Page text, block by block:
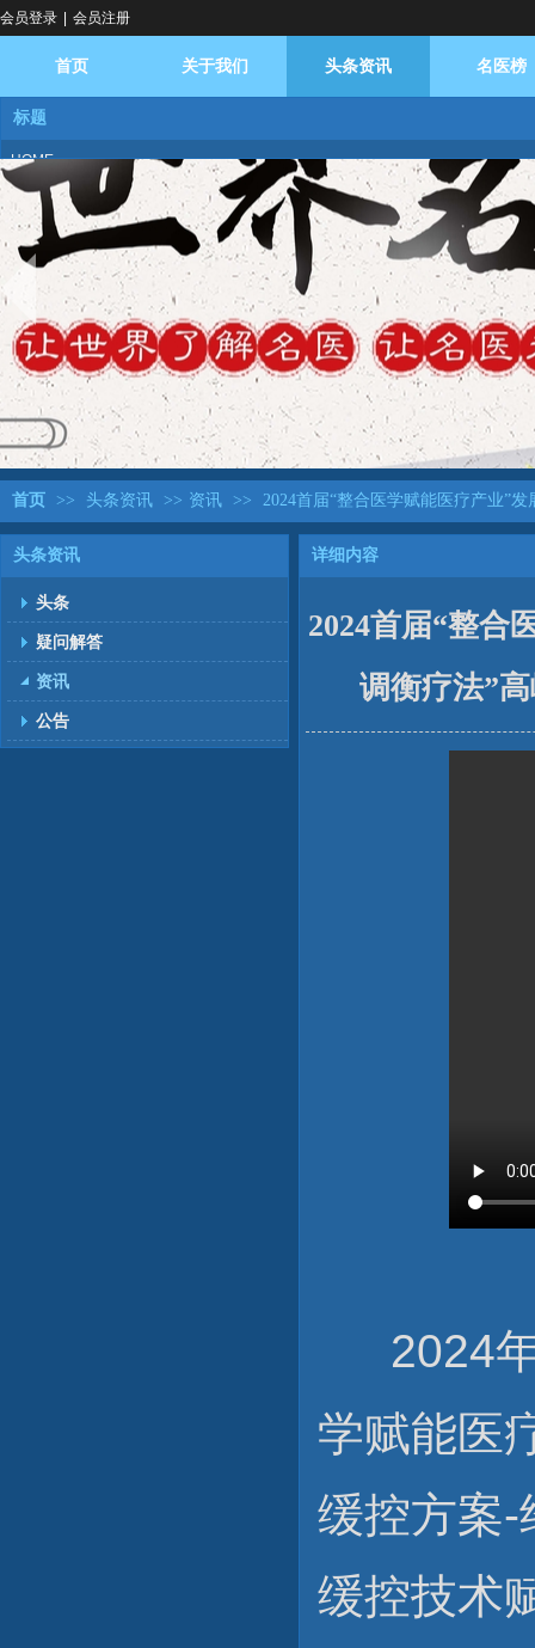
标题
HOME
ABOUT US
NEWS
DOCTOR
BROADCAST
DATABASE
REPLY
DIALOGUE
FAQ
BASE
会员登录 会员注册
首页 关于我们 头条资讯 名医榜
首页 >> 头条资讯 >> 资讯 >> 2024首届“整合医学赋能医疗产业”
头条资讯
头条
疑问解答
资讯
公告
详细内容
2024首届“整合
调衡疗法”
2024
学赋能医
缓控方案-
缓控技术